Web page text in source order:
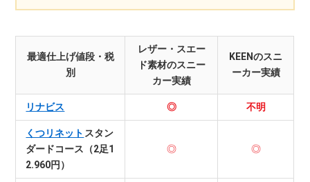
最適仕上げ値段・税
別
レザー・スエー
ド素材のスニー
カー実績
KEENのスニ
ーカー実績
リナビス ◎ 不明
くつリネット スタン
ダードコース（2足1
2.960円）
◎ ◎